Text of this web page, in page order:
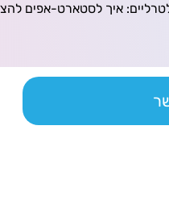
איך לסטארט-אפים